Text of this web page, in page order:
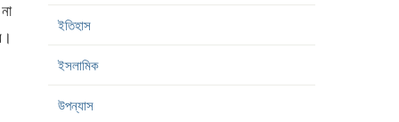
ইতিহাস
ইসলামিক
উপন্যাস